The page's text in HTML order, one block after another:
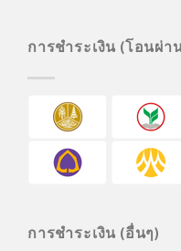
การชำระเงิน (โอนผ่า
การชำระเงิน (อื่นๆ)